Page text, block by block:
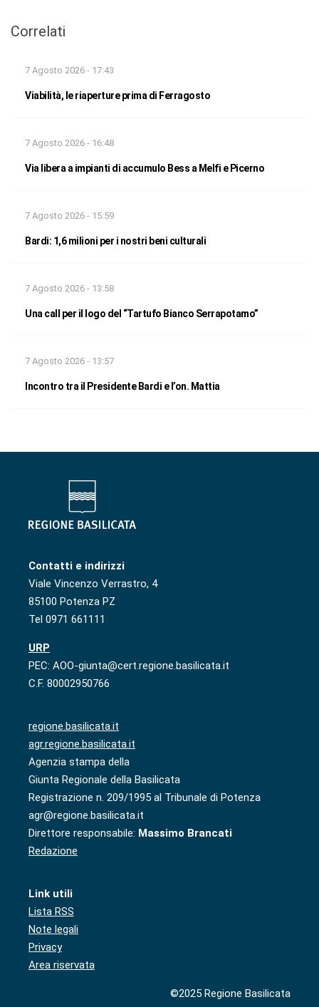
Correlati
7 Agosto 2026 - 17:43
Viabilità, le riaperture prima di Ferragosto
7 Agosto 2026 - 16:48
Via libera a impianti di accumulo Bess a Melfi e Picerno
7 Agosto 2026 - 15:59
Bardi: 1,6 milioni per i nostri beni culturali
7 Agosto 2026 - 13:58
Una call per il logo del “Tartufo Bianco Serrapotamo”
7 Agosto 2026 - 13:57
Incontro tra il Presidente Bardi e l’on. Mattia
Contatti e indirizzi
Viale Vincenzo Verrastro, 4
85100 Potenza PZ
Tel 0971 661111
URP
PEC: AOO-giunta@cert.regione.basilicata.it
C.F. 80002950766
regione.basilicata.it
agr.regione.basilicata.it
Agenzia stampa della
Giunta Regionale della Basilicata
Registrazione n. 209/1995 al Tribunale di Potenza
agr@regione.basilicata.it
Direttore responsabile: Massimo Brancati
Redazione
Link utili
Lista RSS
Note legali
Privacy
Area riservata
©2025 Regione Basilicata